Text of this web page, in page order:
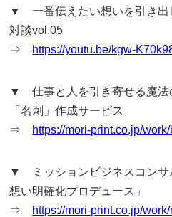
▼ 一番伝えたい想いを引き
対談vol.05
⇒ https://youtu.be/kgw-
▼ 仕事と人を引き寄せる魔法
「名刺」作成サービス
⇒ https://mori-print.co.jp/
▼ ミッションビジネスコンサ
想い明確化プロデュース」
⇒ https://mori-print.co.jp/